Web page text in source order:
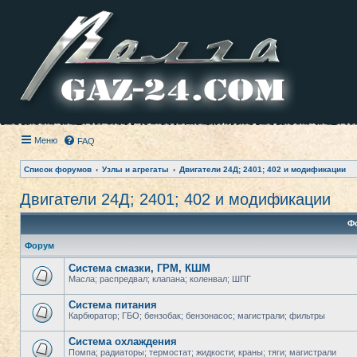
Меню FAQ
Список форумов Узлы и агрегаты Двигатели 24Д; 2401; 402 и модификации
Двигатели 24Д; 2401; 402 и модификации
Форум
Система смазки, ГРМ, КШМ
Масла; распредвал; клапана; коленвал; ШПГ
Система питания
Карбюратор; ГБО; бензобак; бензонасос; магистрали; фильтры
Система охлаждения
Помпа; радиаторы; термостат; жидкости; краны; тяги; магистрали